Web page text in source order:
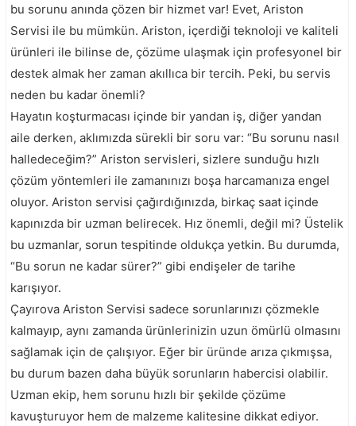
bu sorunu anında çözen bir hizmet var! Evet, Ariston
Servisi ile bu mümkün. Ariston, içerdiği teknoloji ve kaliteli
ürünleri ile bilinse de, çözüme ulaşmak için profesyonel bir
destek almak her zaman akıllıca bir tercih. Peki, bu servis
neden bu kadar önemli?
Hayatın koşturmacası içinde bir yandan iş, diğer yandan
aile derken, aklımızda sürekli bir soru var: “Bu sorunu nasıl
halledeceğim?” Ariston servisleri, sizlere sunduğu hızlı
çözüm yöntemleri ile zamanınızı boşa harcamanıza engel
oluyor. Ariston servisi çağırdığınızda, birkaç saat içinde
kapınızda bir uzman belirecek. Hız önemli, değil mi? Üstelik
bu uzmanlar, sorun tespitinde oldukça yetkin. Bu durumda,
“Bu sorun ne kadar sürer?” gibi endişeler de tarihe
karışıyor.
Çayırova Ariston Servisi sadece sorunlarınızı çözmekle
kalmayıp, aynı zamanda ürünlerinizin uzun ömürlü olmasını
sağlamak için de çalışıyor. Eğer bir üründe arıza çıkmışsa,
bu durum bazen daha büyük sorunların habercisi olabilir.
Uzman ekip, hem sorunu hızlı bir şekilde çözüme
kavuşturuyor hem de malzeme kalitesine dikkat ediyor.